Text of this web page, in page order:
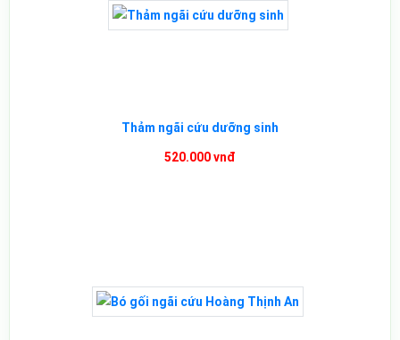
Thảm ngãi cứu dưỡng sinh
520.000 vnđ